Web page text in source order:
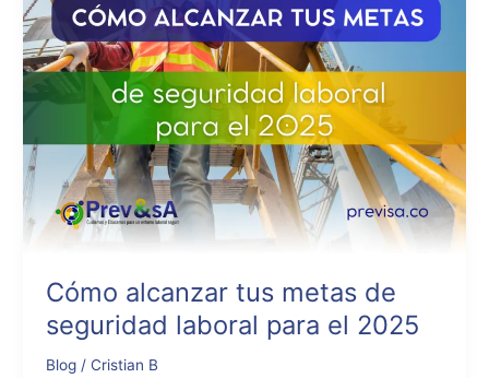
Cómo alcanzar tus metas de
seguridad laboral para el 2025
Blog/ Cristian B
el
2025